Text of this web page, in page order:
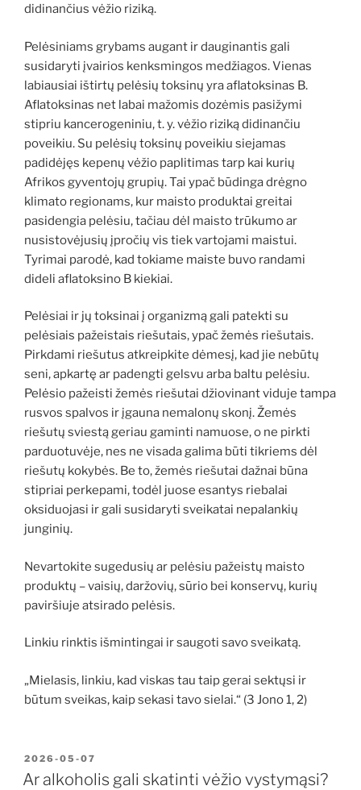
didinančius vėžio riziką.
Pelėsiniams grybams augant ir dauginantis gali
susidaryti įvairios kenksmingos medžiagos. Vienas
labiausiai ištirtų pelėsių toksinų yra aflatoksinas B.
Aflatoksinas net labai mažomis dozėmis pasižymi
stipriu kancerogeniniu, t. y. vėžio riziką didinančiu
poveikiu. Su pelėsių toksinų poveikiu siejamas
padidėjęs kepenų vėžio paplitimas tarp kai kurių
Afrikos gyventojų grupių. Tai ypač būdinga drėgno
klimato regionams, kur maisto produktai greitai
pasidengia pelėsiu, tačiau dėl maisto trūkumo ar
nusistovėjusių įpročių vis tiek vartojami maistui.
Tyrimai parodė, kad tokiame maiste buvo randami
dideli aflatoksino B kiekiai.
Pelėsiai ir jų toksinai į organizmą gali patekti su
pelėsiais pažeistais riešutais, ypač žemės riešutais.
Pirkdami riešutus atkreipkite dėmesį, kad jie nebūtų
seni, apkartę ar padengti gelsvu arba baltu pelėsiu.
Pelėsio pažeisti žemės riešutai džiovinant viduje tampa
rusvos spalvos ir įgauna nemalonų skonį. Žemės
riešutų sviestą geriau gaminti namuose, o ne pirkti
parduotuvėje, nes ne visada galima būti tikriems dėl
riešutų kokybės. Be to, žemės riešutai dažnai būna
stipriai perkepami, todėl juose esantys riebalai
oksiduojasi ir gali susidaryti sveikatai nepalankių
junginių.
Nevartokite sugedusių ar pelėsiu pažeistų maisto
produktų – vaisių, daržovių, sūrio bei konservų, kurių
paviršiuje atsirado pelėsis.
Linkiu rinktis išmintingai ir saugoti savo sveikatą.
„Mielasis, linkiu, kad viskas tau taip gerai sektųsi ir
būtum sveikas, kaip sekasi tavo sielai.“ (3 Jono 1, 2)
PASKELBTA
2026-05-07
Ar alkoholis gali skatinti vėžio vystymąsi?